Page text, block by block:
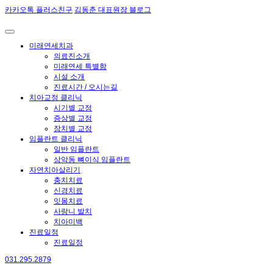
카카오톡 플러스친구 김동춘 대표원장 블로그
미래연세치과
의료진소개
미래연세 특별함
시설 소개
진료시간 / 오시는길
치아교정 클리닉
시기별 교정
증상별 교정
장치별 교정
임플란트 클리닉
일반 임플란트
상악동 뼈이식 임플란트
자연치아살리기
충치치료
신경치료
잇몸치료
사랑니 발치
치아미백
진료일정
진료일정
031.295.2879